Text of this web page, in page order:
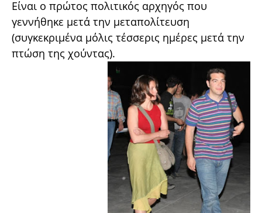
Είναι ο πρώτος πολιτικός αρχηγός που
γεννήθηκε μετά την μεταπολίτευση
(συγκεκριμένα μόλις τέσσερις ημέρες μετά την
πτώση της χούντας).